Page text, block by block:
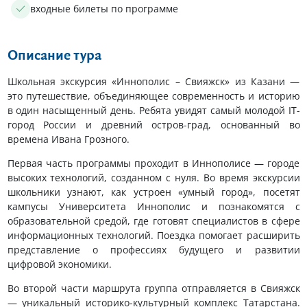
входные билеты по программе
Описание тура
Школьная экскурсия «Иннополис – Свияжск» из Казани —
это путешествие, объединяющее современность и историю
в один насыщенный день. Ребята увидят самый молодой IT-
город России и древний остров-град, основанный во
времена Ивана Грозного.
Первая часть программы проходит в Иннополисе — городе
высоких технологий, созданном с нуля. Во время экскурсии
школьники узнают, как устроен «умный город», посетят
кампусы Университета Иннополис и познакомятся с
образовательной средой, где готовят специалистов в сфере
информационных технологий. Поездка помогает расширить
представление о профессиях будущего и развитии
цифровой экономики.
Во второй части маршрута группа отправляется в Свияжск
— уникальный историко-культурный комплекс Татарстана.